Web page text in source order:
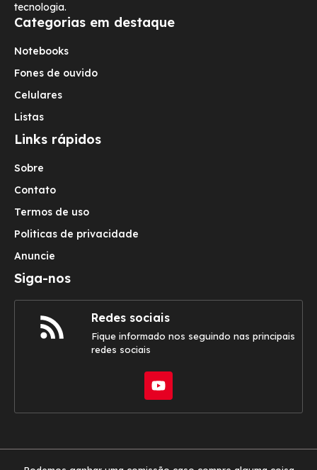
tecnologia.
Categorias em destaque
Notebooks
Fones de ouvido
Celulares
Listas
Links rápidos
Sobre
Contato
Termos de uso
Politicas de privacidade
Anuncie
Siga-nos
Redes sociais
Fique informado nos seguindo nas principais
redes sociais